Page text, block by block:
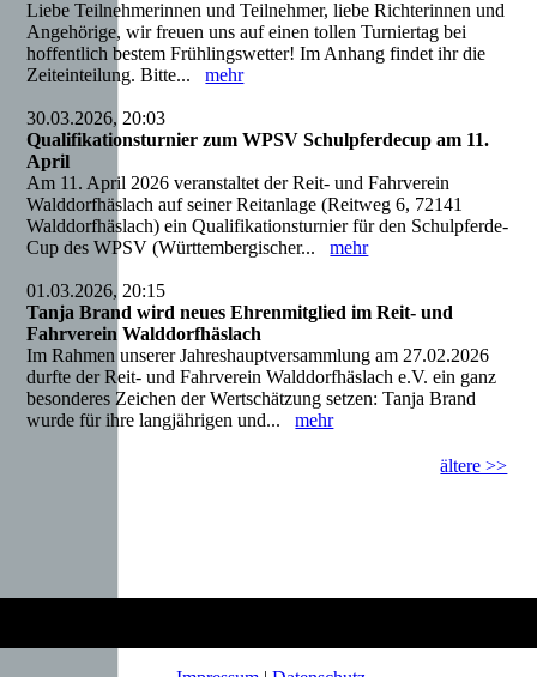
Liebe Teilnehmerinnen und Teilnehmer, liebe Richterinnen und
Angehörige, wir freuen uns auf einen tollen Turniertag bei
hoffentlich bestem Frühlingswetter! Im Anhang findet ihr die
Zeiteinteilung. Bitte...mehr
30.03.2026, 20:03
Qualifikationsturnier zum WPSV Schulpferdecup am 11.
April
Am 11. April 2026 veranstaltet der Reit- und Fahrverein
Walddorfhäslach auf seiner Reitanlage (Reitweg 6, 72141
Walddorfhäslach) ein Qualifikationsturnier für den Schulpferde-
Cup des WPSV (Württembergischer...mehr
01.03.2026, 20:15
Tanja Brand wird neues Ehrenmitglied im Reit- und
Fahrverein Walddorfhäslach
Im Rahmen unserer Jahreshauptversammlung am 27.02.2026
durfte der Reit- und Fahrverein Walddorfhäslach e.V. ein ganz
besonderes Zeichen der Wertschätzung setzen: Tanja Brand
wurde für ihre langjährigen und...mehr
ältere >>